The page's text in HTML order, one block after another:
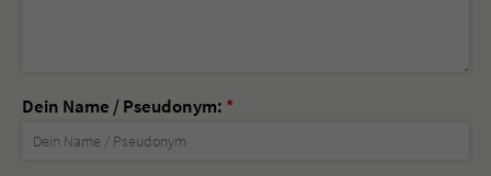
Dein Name / Pseudonym: *